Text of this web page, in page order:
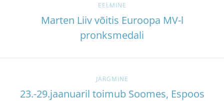
EELMINE
Marten Liiv võitis Euroopa MV-l
pronksmedali
JÄRGMINE
23.-29.jaanuaril toimub Soomes, Espoos